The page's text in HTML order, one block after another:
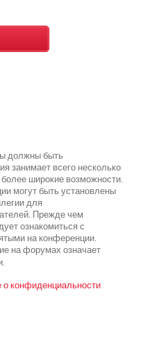
должны быть
занимает всего несколько
широкие возможности.
могут быть установлены
для
Прежде чем
ознакомиться с
на конференции.
на форумах означает
конфиденциальности